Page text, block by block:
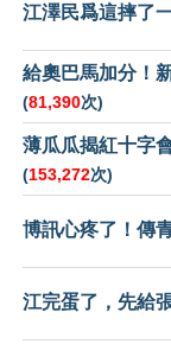
江澤民爲這摔了
給奧巴馬加分！
(81,390次)
薄瓜瓜揭紅十字
(153,272次)
博訊心疼了！傳
江完蛋了，先給